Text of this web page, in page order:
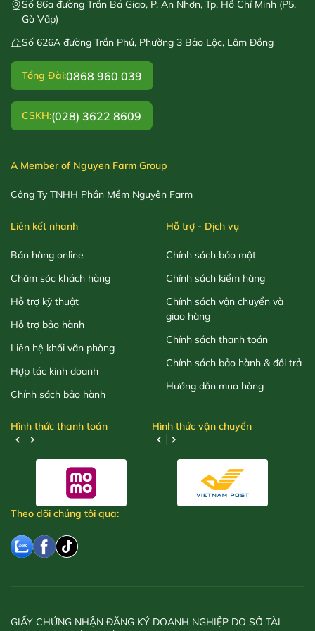
Số 86a đường Trần Bá Giao, P. An Nhơn, Tp. Hồ Chí Minh (P5,
Gò Vấp)
Số 626A đường Trần Phú, Phường 3 Bảo Lộc, Lâm Đồng
Tổng Đài:0868 960 039
CSKH:(028) 3622 8609
A Member of Nguyen Farm Group
Công Ty TNHH Phần Mềm Nguyên Farm
Liên kết nhanh
Bán hàng online
Chăm sóc khách hàng
Hỗ trợ kỹ thuật
Hỗ trợ bảo hành
Liên hệ khối văn phòng
Hợp tác kinh doanh
Chính sách bảo hành
Hỗ trợ - Dịch vụ
Chính sách bảo mật
Chính sách kiểm hàng
Chính sách vận chuyển và
giao hàng
Chính sách thanh toán
Chính sách bảo hành & đổi trả
Hướng dẫn mua hàng
Hình thức thanh toán Hình thức vận chuyển
Theo dõi chúng tôi qua:
GIẤY CHỨNG NHẬN ĐĂNG KÝ DOANH NGHIỆP DO SỞ TÀI